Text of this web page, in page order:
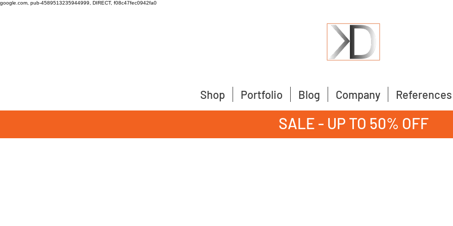
google.com, pub-4589513235944999, DIRECT, f08c47fec0942fa0
Shop Portfolio Blog Company References
SALE - UP TO 50% OFF